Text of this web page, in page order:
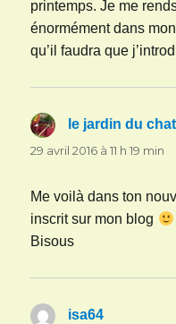
printemps. Je me
énormément dans
qu’il faudra que
le jardin du
29 avril 2016 à 11 h 19 min
Me voilà dans ton
inscrit sur mon blog
Bisous
isa64